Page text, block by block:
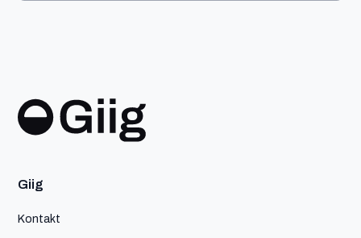
Giig
Kontakt